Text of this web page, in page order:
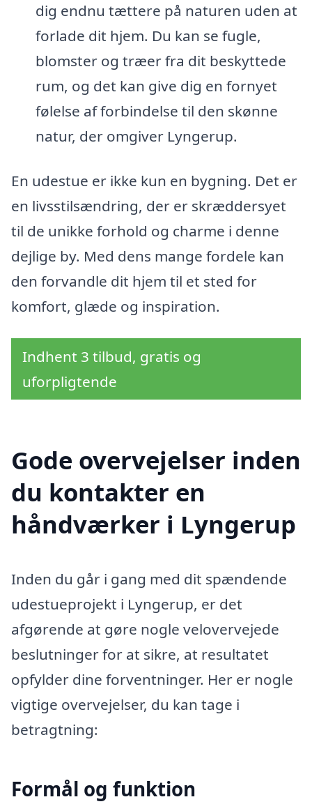
dig endnu tættere på naturen uden at
forlade dit hjem. Du kan se fugle,
blomster og træer fra dit beskyttede
rum, og det kan give dig en fornyet
følelse af forbindelse til den skønne
natur, der omgiver Lyngerup.
En udestue er ikke kun en bygning. Det er
en livsstilsændring, der er skræddersyet
til de unikke forhold og charme i denne
dejlige by. Med dens mange fordele kan
den forvandle dit hjem til et sted for
komfort, glæde og inspiration.
Indhent 3 tilbud, gratis og
uforpligtende
Gode overvejelser inden
du kontakter en
håndværker i Lyngerup
Inden du går i gang med dit spændende
udestueprojekt i Lyngerup, er det
afgørende at gøre nogle velovervejede
beslutninger for at sikre, at resultatet
opfylder dine forventninger. Her er nogle
vigtige overvejelser, du kan tage i
betragtning:
Formål og funktion